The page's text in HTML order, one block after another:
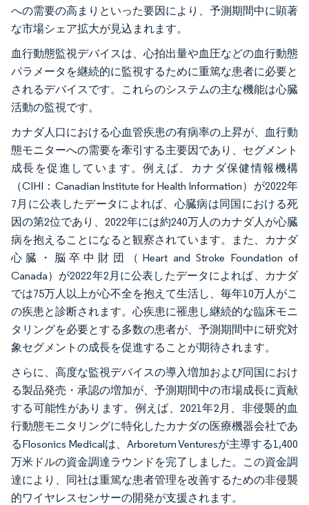
への需要の高まりといった要因により、予測期間中に顕著
な市場シェア拡大が見込まれます。
血行動態監視デバイスは、心拍出量や血圧などの血行動態
パラメータを継続的に監視するために重篤な患者に必要と
されるデバイスです。これらのシステムの主な機能は心臓
活動の監視です。
カナダ人口における心血管疾患の有病率の上昇が、血行動
態モニターへの需要を牽引する主要因であり、セグメント
成長を促進しています。例えば、カナダ保健情報機構
（CIHI：Canadian Institute for Health Information）が2022年
7月に公表したデータによれば、心臓病は同国における死
因の第2位であり、2022年には約240万人のカナダ人が心臓
病を抱えることになると観察されています。また、カナダ
心臓・脳卒中財団（Heart and Stroke Foundation of
Canada）が2022年2月に公表したデータによれば、カナダ
では75万人以上が心不全を抱えて生活し、毎年10万人がこ
の疾患と診断されます。心疾患に罹患し継続的な臨床モニ
タリングを必要とする多数の患者が、予測期間中に研究対
象セグメントの成長を促進することが期待されます。
さらに、高度な監視デバイスの導入増加および同国におけ
る製品発売・承認の増加が、予測期間中の市場成長に貢献
する可能性があります。例えば、2021年2月、非侵襲的血
行動態モニタリングに特化したカナダの医療機器会社であ
るFlosonics Medicalは、Arboretum Venturesが主導する1,400
万米ドルの資金調達ラウンドを完了しました。この資金調
達により、同社は重篤な患者管理を改善するための非侵襲
的ワイヤレスセンサーの開発が支援されます。